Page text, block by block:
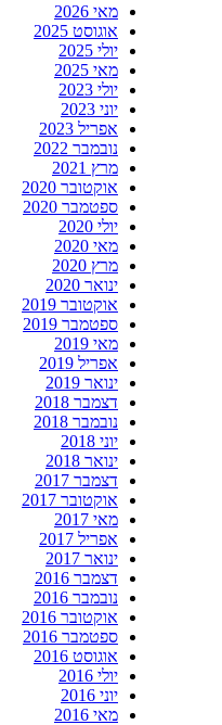
מאי 2026
אוגוסט 2025
יולי 2025
מאי 2025
יולי 2023
יוני 2023
אפריל 2023
נובמבר 2022
מרץ 2021
אוקטובר 2020
ספטמבר 2020
יולי 2020
מאי 2020
מרץ 2020
ינואר 2020
אוקטובר 2019
ספטמבר 2019
מאי 2019
אפריל 2019
ינואר 2019
דצמבר 2018
נובמבר 2018
יוני 2018
ינואר 2018
דצמבר 2017
אוקטובר 2017
מאי 2017
אפריל 2017
ינואר 2017
דצמבר 2016
נובמבר 2016
אוקטובר 2016
ספטמבר 2016
אוגוסט 2016
יולי 2016
יוני 2016
מאי 2016